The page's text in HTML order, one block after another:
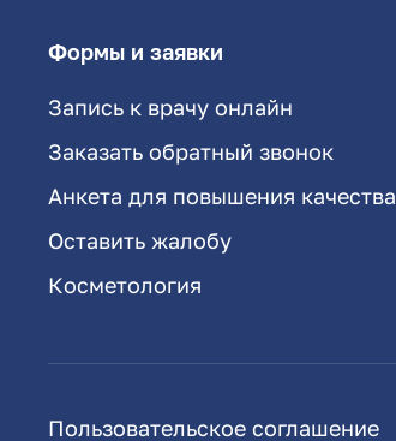
Формы и заявки
Запись к врачу онлайн
Заказать обратный звонок
Анкета для повышения качества
Оставить жалобу
Косметология
Пользовательское соглашение